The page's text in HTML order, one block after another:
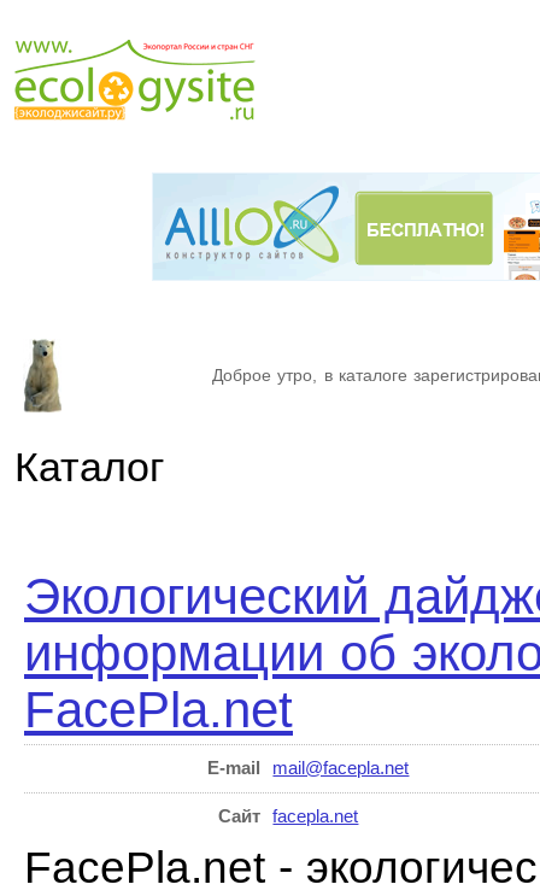
Доброе утро, в каталоге
Каталог
Экологический
информации об
FacePla.net
E-mail mail@facepla.net
Сайт facepla.net
FacePla.net -